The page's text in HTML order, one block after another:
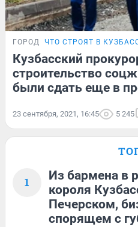
ГОРОД ЧТО СТРОЯТ В
Кузбасский
строительство
были сдать еще в
23 сентября, 2021, 16:45 5 245
1
Из бармена в
короля
Печерском,
спорящем с